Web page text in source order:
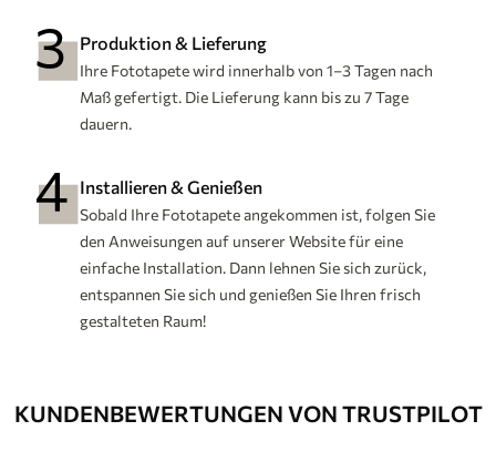
Produktion & Lieferung
Ihre Fototapete wird innerhalb von 1–3 Tagen nach
Maß gefertigt. Die Lieferung kann bis zu 7 Tage
dauern.
Installieren & Genießen
Sobald Ihre Fototapete angekommen ist, folgen Sie
den Anweisungen auf unserer Website für eine
einfache Installation. Dann lehnen Sie sich zurück,
entspannen Sie sich und genießen Sie Ihren frisch
gestalteten Raum!
KUNDENBEWERTUNGEN VON TRUSTPILOT